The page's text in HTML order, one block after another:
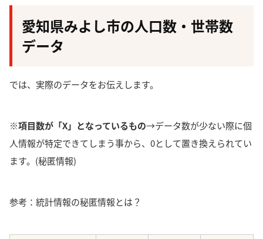
愛知県みよし市の人口数・世帯数
データ
では、実際のデータをお伝えします。
※項目数が「X」となっているもの→データ数が少ない際に個
人情報が特定できてしまう事から、0として置き換えられてい
ます。(秘匿情報)
参考：統計情報の秘匿情報とは？